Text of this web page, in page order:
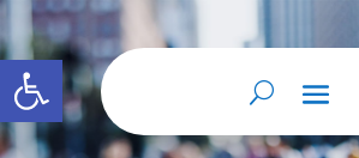
Abrir barra de herramientas